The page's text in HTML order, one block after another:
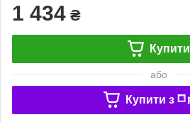
1 434 ₴
Купити
або
Купити з